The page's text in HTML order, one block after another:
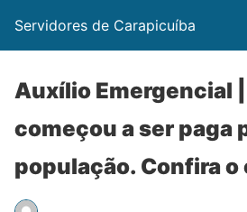
Servidores de Carapicuíba
Auxílio Emergencial
começou a ser paga
população. Confira o